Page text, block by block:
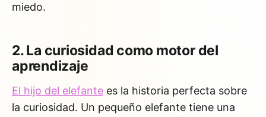
miedo.
2. La curiosidad como motor del
aprendizaje
El hijo del elefante es la historia perfecta sobre
la curiosidad. Un pequeño elefante tiene una